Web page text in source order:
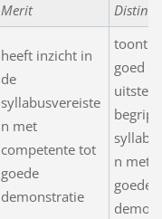
Merit
heeft inzicht in
de
syllabusvereiste
n met
competente tot
goede
demonstratie
toont
goed /
begrip
n met
goede